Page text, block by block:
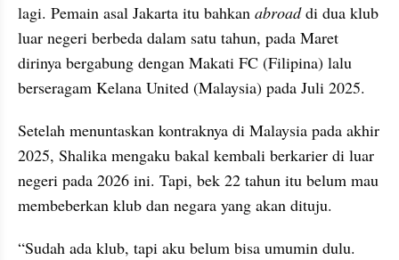
lagi. Pemain asal Jakarta itu bahkan abroad di dua klub
luar negeri berbeda dalam satu tahun, pada Maret
dirinya bergabung dengan Makati FC (Filipina) lalu
berseragam Kelana United (Malaysia) pada Juli 2025.
Setelah menuntaskan kontraknya di Malaysia pada akhir
2025, Shalika mengaku bakal kembali berkarier di luar
negeri pada 2026 ini. Tapi, bek 22 tahun itu belum mau
membeberkan klub dan negara yang akan dituju.
“Sudah ada klub, tapi aku belum bisa umumin dulu.